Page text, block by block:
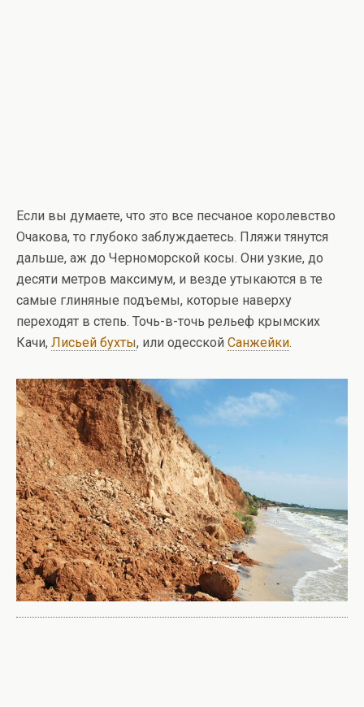
Если вы думаете, что это все песчаное королевство
Очакова, то глубоко заблуждаетесь. Пляжи тянутся
дальше, аж до Черноморской косы. Они узкие, до
десяти метров максимум, и везде утыкаются в те
самые глиняные подъемы, которые наверху
переходят в степь. Точь-в-точь рельеф крымских
Качи, Лисьей бухты, или одесской Санжейки.